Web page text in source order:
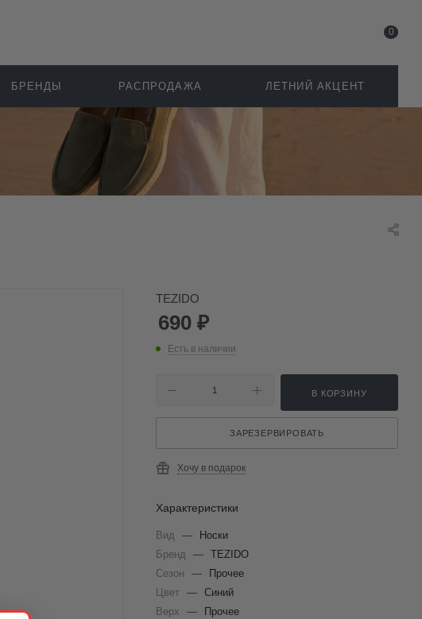
0
БРЕНДЫ РАСПРОДАЖА ЛЕТНИЙ АКЦЕНТ
TEZIDO
690 ₽
Есть в наличии
В КОРЗИНУ
ЗАРЕЗЕРВИРОВАТЬ
Хочу в подарок
Характеристики
Вид —
Носки
Бренд
— TEZIDO
Сезон
—
Прочее
Цвет — Синий
Верх
—
Прочее